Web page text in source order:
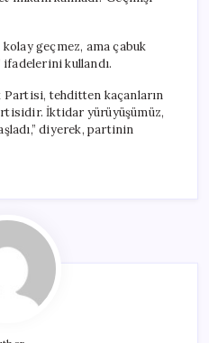
geçmez, ama çabuk
ifadelerini kullandı.
Partisi, tehditten kaçanların
İktidar yürüyüşümüz,
diyerek, partinin